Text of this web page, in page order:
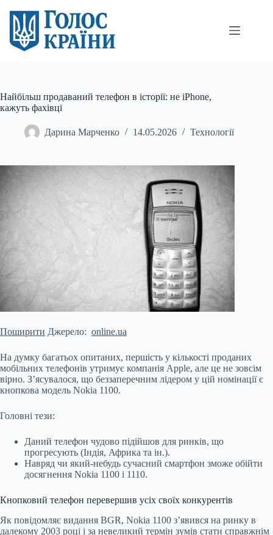
вмісту
Найбільш продаваний телефон в історії: не iPhone,
кажуть фахівці
Дарина Марченко 14.05.2026 Технології
Поширити Джерело: online.ua
На думку багатьох опитаних, першість у кількості проданих
мобільних телефонів утримує компанія Apple, але це не зовсім
вірно. З’ясувалося, що беззаперечним лідером у цій номінації є
кнопкова модель Nokia 1100.
Головні тези:
Даний телефон чудово підійшов для ринків, що
прогресують (Індія, Африка та ін.).
Навряд чи який-небудь сучасний смартфон зможе обійти
досягнення Nokia 1100 і 1110.
Кнопковий телефон перевершив усіх своїх конкурентів
Як повідомляє видання BGR, Nokia 1100 з’явився на ринку в
далекому 2003 році і за невеликий термін зумів стати справжнім